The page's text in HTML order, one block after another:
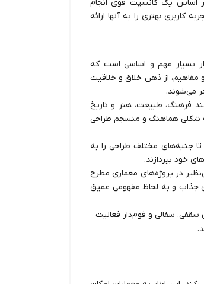
بر اساس یک کانسپت قوی انجام
کاربری بهتری را به آنها ارائه
بسیار مهم و اساسی است که
مفاهیم، از ذهن خلاق و خلاقیت
می‌شوند.
فرهنگ، طبیعت، هنر و تاریخ
به شکلی هماهنگ و منسجم طراحی
تا جنبه‌های مختلف طراحی را به
خود بپردازند.
در پروژه‌های معماری مطرح
جذاب و به لحاظ مفهومی عمیق
سقفی، سفالی و فوم‌دار فعالیت